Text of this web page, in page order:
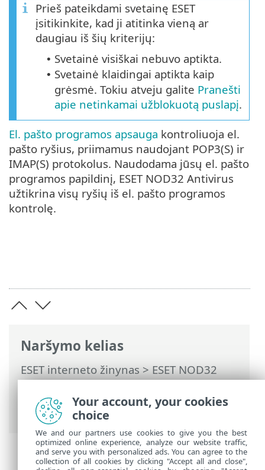
Naršymo kelias
ESET interneto žinynas>ESET NOD32
Antivirus>Darbas su ESET NOD32
Antivirus
>Nustatymai> Interneto
apsauga
Prieš pateikdami svetainę ESET
įsitikinkite, kad ji atitinka vieną ar
daugiau iš šių kriterijų:
• Svetainė visiškai nebuvo aptikta.
• Svetainė klaidingai aptikta kaip
grėsmė. Tokiu atveju galite Pranešti
apie netinkamai užblokuotą puslapį.
El. pašto programos apsauga kontroliuoja el.
pašto ryšius, priimamus naudojant POP3(S) ir
IMAP(S) protokolus. Naudodama jūsų el. pašto
programos papildinį, ESET NOD32 Antivirus
užtikrina visų ryšių iš el. pašto programos
kontrolę.
Your account, your cookies
choice
We and our partners use cookies to give you the best
optimized online experience, analyze our website traffic,
and serve you with personalized ads. You can agree to the
collection of all cookies by clicking "Accept all and close",